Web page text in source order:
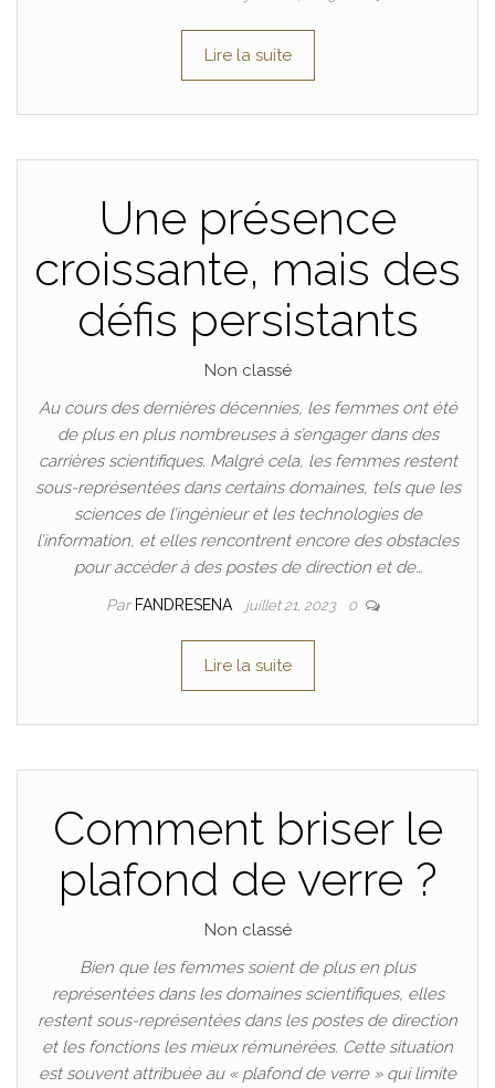
Lire la suite
Une présence
croissante, mais des
défis persistants
Non classé
Au cours des dernières décennies, les femmes ont été
de plus en plus nombreuses à s’engager dans des
carrières scientifiques. Malgré cela, les femmes restent
sous-représentées dans certains domaines, tels que les
sciences de l’ingénieur et les technologies de
l’information, et elles rencontrent encore des obstacles
pour accéder à des postes de direction et de…
Par FANDRESENA juillet 21, 2023 0
Lire la suite
Comment briser le
plafond de verre ?
Non classé
Bien que les femmes soient de plus en plus
représentées dans les domaines scientifiques, elles
restent sous-représentées dans les postes de direction
et les fonctions les mieux rémunérées. Cette situation
est souvent attribuée au « plafond de verre » qui limite